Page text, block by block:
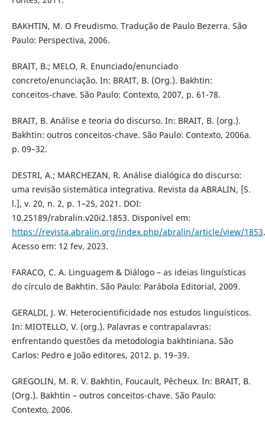
BAKHTIN, M. O Freudismo. Tradução de Paulo Bezerra. São
Paulo: Perspectiva, 2006.
BRAIT, B.; MELO, R. Enunciado/enunciado
concreto/enunciação. In: BRAIT, B. (Org.). Bakhtin:
conceitos-chave. São Paulo: Contexto, 2007, p. 61-78.
BRAIT, B. Análise e teoria do discurso. In: BRAIT, B. (org.).
Bakhtin: outros conceitos-chave. São Paulo: Contexto, 2006a.
p. 09–32.
DESTRI, A.; MARCHEZAN, R. Análise dialógica do discurso:
uma revisão sistemática integrativa. Revista da ABRALIN, [S.
l.], v. 20, n. 2, p. 1–25, 2021. DOI:
10.25189/rabralin.v20i2.1853. Disponível em:
https://revista.abralin.org/index.php/abralin/article/view/1853.
Acesso em: 12 fev. 2023.
FARACO, C. A. Linguagem & Diálogo – as ideias linguísticas
do círculo de Bakhtin. São Paulo: Parábola Editorial, 2009.
GERALDI, J. W. Heterocientificidade nos estudos linguísticos.
In: MIOTELLO, V. (org.). Palavras e contrapalavras:
enfrentando questões da metodologia bakhtiniana. São
Carlos: Pedro e João editores, 2012. p. 19–39.
GREGOLIN, M. R. V. Bakhtin, Foucault, Pêcheux. In: BRAIT, B.
(Org.). Bakhtin – outros conceitos-chave. São Paulo:
Contexto, 2006.